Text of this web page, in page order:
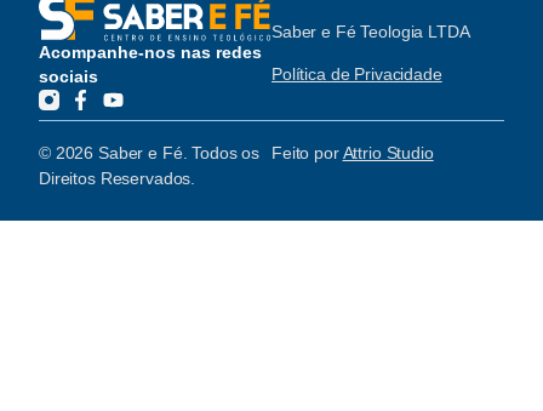
Acompanhe-nos nas redes
sociais
Saber e Fé Teologia LTDA
Política de Privacidade
© 2026 Saber e Fé. Todos os
Direitos Reservados.
Feito porAttrio Studio